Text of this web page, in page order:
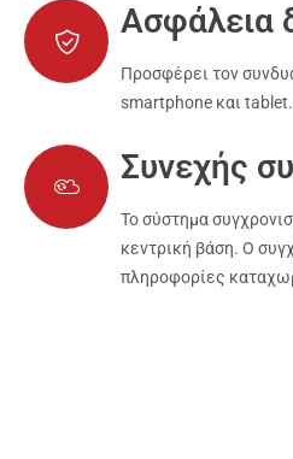
Ασφάλεια
Προσφέρει τον
smartphone και tablet.
Συνεχής
Το σύστημα
κεντρική βάση. Ο
πληροφορίες